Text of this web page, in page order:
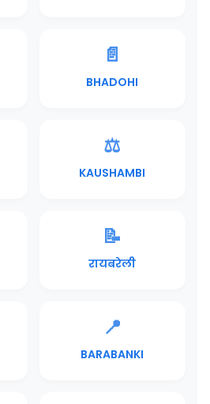
📄
BHADOHI
⚖️
KAUSHAMBI
📝
रायबरेली
📍
BARABANKI